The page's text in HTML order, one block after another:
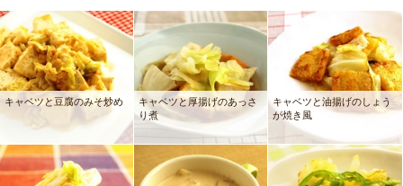
キャベツと豆腐のみそ炒め
キャベツと厚揚げのあっさ
り煮
キャベツと油揚げのしょう
が焼き風